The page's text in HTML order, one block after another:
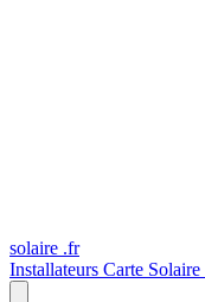
solaire .fr
Installateurs Carte Solaire